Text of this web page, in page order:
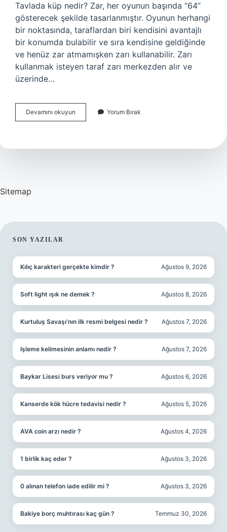
Tavlada küp nedir? Zar, her oyunun başında “64”
gösterecek şekilde tasarlanmıştır. Oyunun herhangi
bir noktasında, taraflardan biri kendisini avantajlı
bir konumda bulabilir ve sıra kendisine geldiğinde
ve henüz zar atmamışken zarı kullanabilir. Zarı
kullanmak isteyen taraf zarı merkezden alır ve
üzerinde…
Devamını okuyun
3
Alınır
Yorum Bırak
Sitemap
SIDEBAR
SON YAZILAR
Kılıç karakteri gerçekte kimdir ? Ağustos 9, 2026
Soft light ışık ne demek ? Ağustos 8, 2026
Kurtuluş Savaşı’nın ilk resmi belgesi nedir ? Ağustos 7, 2026
Işleme kelimesinin anlamı nedir ? Ağustos 7, 2026
Baykar Lisesi burs veriyor mu ? Ağustos 6, 2026
Kanserde kök hücre tedavisi nedir ? Ağustos 5, 2026
AVA coin arzı nedir ? Ağustos 4, 2026
1 birlik kaç eder ? Ağustos 3, 2026
0 alınan telefon iade edilir mi ? Ağustos 3, 2026
Bakiye borç muhtırası kaç gün ? Temmuz 30, 2026